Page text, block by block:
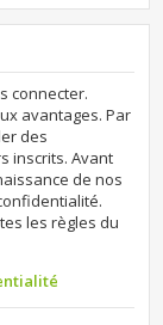
connecter.
avantages. Par
des
inscrits. Avant
de nos
les règles du